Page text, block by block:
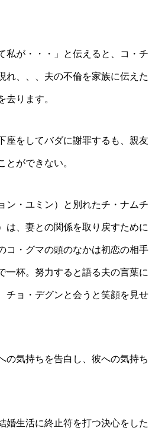
私が・・・」と伝えると、コ・チ
れ、、、夫の不倫を家族に伝えた
去ります。
座をしてバダに謝罪するも、親友
とができない。
ン・ユミン）と別れたチ・ナムチ
は、妻との関係を取り戻すために
コ・グマの頭のなかは初恋の相手
一杯。努力すると語る夫の言葉に
チョ・デグンと会うと笑顔を見せ
の気持ちを告白し、彼への気持ち
婚生活に終止符を打つ決心をした